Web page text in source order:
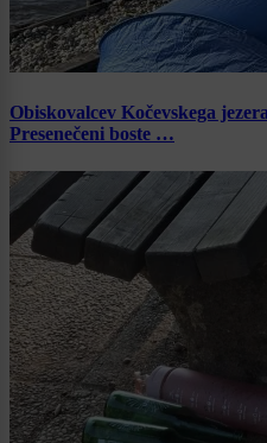
Obiskovalcev Kočevskega
Presenečeni boste …